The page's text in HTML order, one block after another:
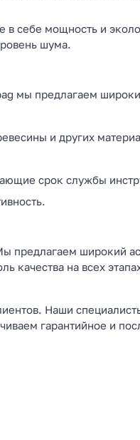
себе мощность и
шума.
мы предлагаем
и других
срок службы
предлагаем широкий
на всех
Наши
гарантийное и